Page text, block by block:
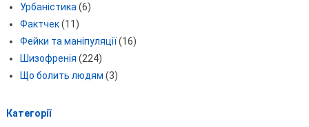
Урбаністика (6)
Фактчек(11)
Фейки та маніпуляції(16)
Шизофренія (224)
Що болить людям (3)
Категорії